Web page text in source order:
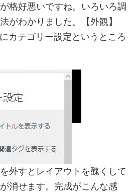
格好悪いですね。いろいろ調
わかりました。【外観】
カテゴリー設定というところ
外すとレイアウトを醜くして
消せます。完成がこんな感